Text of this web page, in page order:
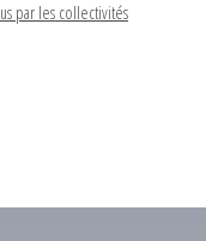
par les collectivités